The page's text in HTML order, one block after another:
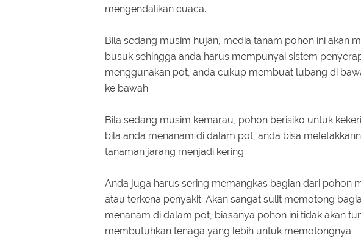
mengendalikan cuaca.
Bila sedang musim hujan, media tanam pohon ini akan
busuk sehingga anda harus mempunyai sistem
menggunakan pot, anda cukup membuat lubang di
ke bawah.
Bila sedang musim kemarau, pohon berisiko untuk
bila anda menanam di dalam pot, anda bisa
tanaman jarang menjadi kering.
Anda juga harus sering memangkas bagian dari pohon
atau terkena penyakit. Akan sangat sulit memotong
menanam di dalam pot, biasanya pohon ini tidak akan
membutuhkan tenaga yang lebih untuk memotongnya.